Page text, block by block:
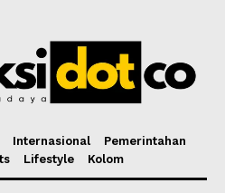
Internasional
Pemerintahan
Lifestyle Kolom